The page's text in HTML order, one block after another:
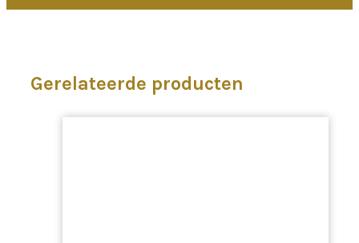
Gerelateerde producten